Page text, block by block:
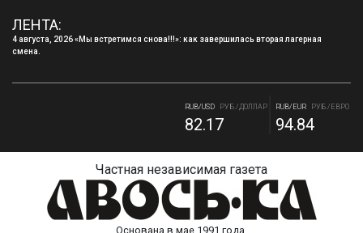
ЛЕНТА:
4 августа, 2026 «Мы встретимся снова!!!»: как завершилась вторая лагерная
смена.
РУБ./БЕЛ. РУБ. RUB/ 10 UAH РУБ./10 ГРИВНА.
82.17 94.84
Частная независимая газета
Основана в мае 1991 года.